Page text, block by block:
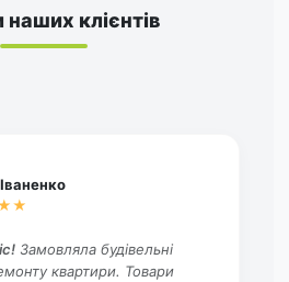
наших клієнтів
Замовляла будівельні
квартири. Товари